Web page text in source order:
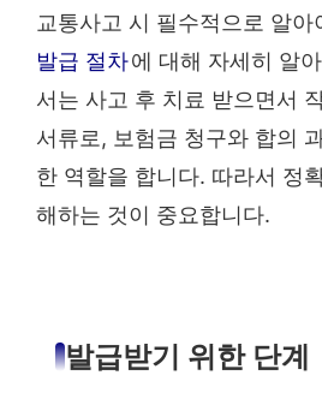
교통사고 시 필수적으로 알아
발급 절차에 대해 자세히 알
서는 사고 후 치료 받으면서
서류로, 보험금 청구와 합의
한 역할을 합니다. 따라서 정
해하는 것이 중요합니다.
발급받기 위한 단계